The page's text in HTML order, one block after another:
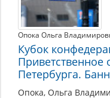
Опока Ольга
Кубок
Приветственное
Петербурга.
Опока, Ольга